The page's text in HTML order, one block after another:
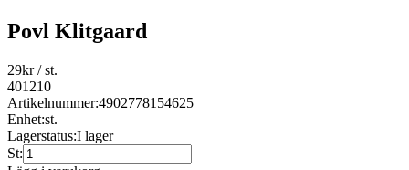
Povl Klitgaard
29kr/ st.
401210
Artikelnummer:4902778154625
Enhet:st.
Lagerstatus:I lager
St: